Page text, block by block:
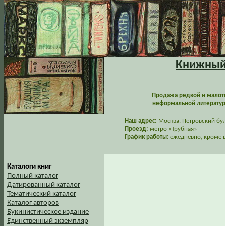
Книжный
Продажа редкой и
неформальной
Наш адрес: Москва, Петровский
Проезд: метро «Трубная»
График работы: ежедневно, кроме
Каталоги книг
Полный каталог
Датированный каталог
Тематический каталог
Каталог авторов
Букинистическое издание
Единственный экземпляр